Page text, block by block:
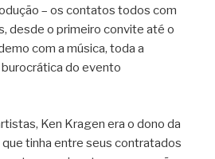
– os contatos todos com
desde o primeiro convite até o
com a música, toda a
do evento
Ken Kragen era o dono da
tinha entre seus contratados